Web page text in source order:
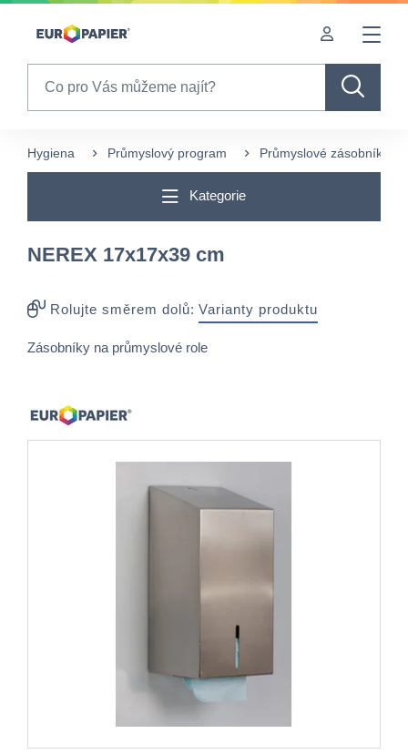
Table Of Content
Hygiena Průmyslový program Průmyslové zásobníky
Kategorie
NEREX 17x17x39 cm
Rolujte směrem dolů: Varianty produktu
Zásobníky na průmyslové role